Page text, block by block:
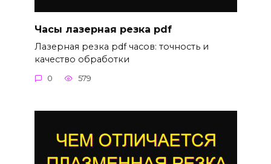
Часы лазерная резка pdf
Лазерная резка pdf часов: точность и
качество обработки
0 579